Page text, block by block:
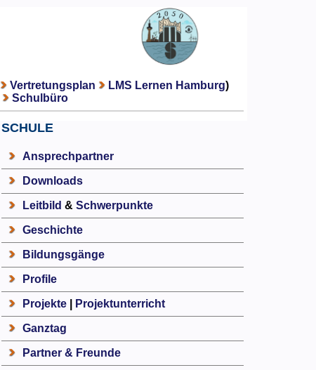
Vertretungsplan LMS Lernen Hamburg)
Schulbüro
SCHULE
Ansprechpartner
Downloads
Leitbild & Schwerpunkte
Geschichte
Bildungsgänge
Profile
Projekte| Projektunterricht
Ganztag
Partner & Freunde